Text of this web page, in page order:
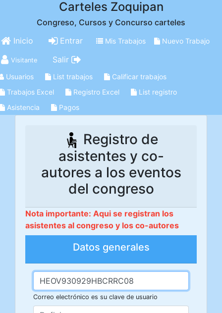
Carteles Zoquipan
Congreso, Cursos y Concurso carteles
Inicio
Entrar Mis Trabajos Nuevo Trabajo
Visitante Salir
Usuarios List trabajos
Calificar trabajos
Trabajos Excel
Registro Excel
List registro
Asistencia
Pagos
Registro de
asistentes y co-
autores a los eventos
del congreso
Nota importante: Aqui se registran los
asistentes al congreso y los co-autores
Datos generales
Correo electrónico es su clave de usuario